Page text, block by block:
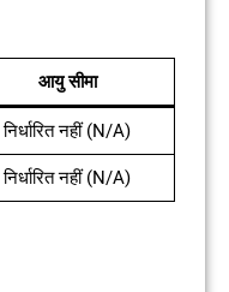
आयु सीमा
निर्धारित नहीं (N/A)
निर्धारित नहीं (N/A)